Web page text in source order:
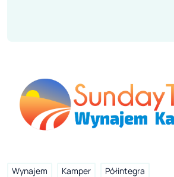
Wynajem Kamper Półintegra